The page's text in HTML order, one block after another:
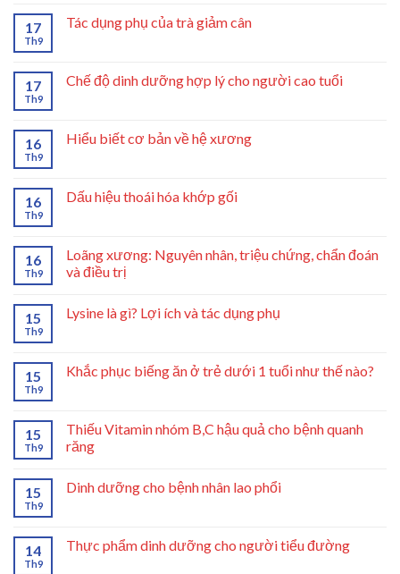
17
Th9
Tác dụng phụ của trà giảm cân
17
Th9
Chế độ dinh dưỡng hợp lý cho người cao tuổi
16
Th9
Hiểu biết cơ bản về hệ xương
16
Th9
Dấu hiệu thoái hóa khớp gối
16
Th9
Loãng xương: Nguyên nhân, triệu chứng, chẩn đoán
và điều trị
15
Th9
Lysine là gì? Lợi ích và tác dụng phụ
15
Th9
Khắc phục biếng ăn ở trẻ dưới 1 tuổi như thế nào?
15
Th9
Thiếu Vitamin nhóm B,C hậu quả cho bệnh quanh
răng
15
Th9
Dinh dưỡng cho bệnh nhân lao phổi
14
Th9
Thực phẩm dinh dưỡng cho người tiểu đường